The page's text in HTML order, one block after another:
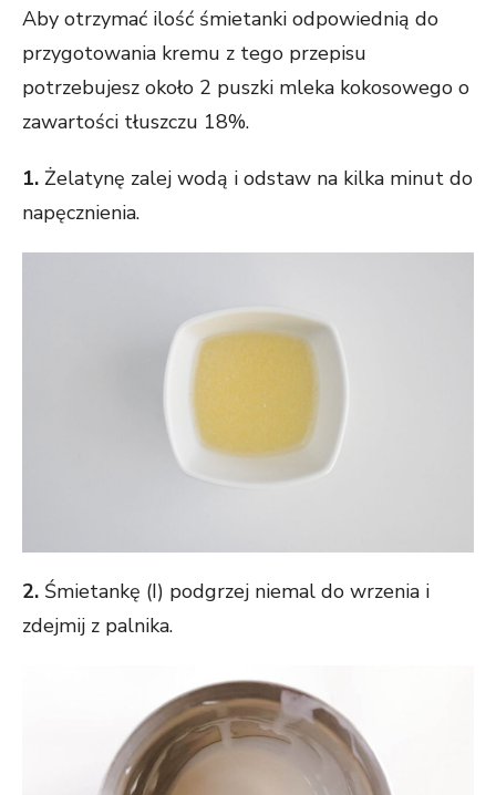
Aby otrzymać ilość śmietanki odpowiednią do
przygotowania kremu z tego przepisu
potrzebujesz około 2 puszki mleka kokosowego o
zawartości tłuszczu 18%.
1. Żelatynę zalej wodą i odstaw na kilka minut do
napęcznienia.
2. Śmietankę (I) podgrzej niemal do wrzenia i
zdejmij z palnika.